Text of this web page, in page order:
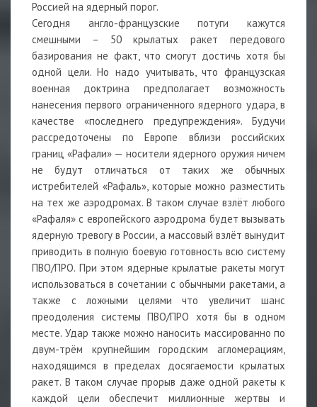
Россией на ядерный порог.
Сегодня англо-французские потуги кажутся
смешными – 50 крылатых ракет передового
базирования не факт, что смогут достичь хотя бы
одной цели. Но надо учитывать, что французская
военная доктрина предполагает возможность
нанесения первого ограниченного ядерного удара, в
качестве «последнего предупреждения». Будучи
рассредоточены по Европе вблизи российских
границ «Рафали» — носители ядерного оружия ничем
не будут отличаться от таких же обычных
истребителей «Рафаль», которые можно разместить
на тех же аэродромах. В таком случае взлёт любого
«Рафаля» с европейского аэродрома будет вызывать
ядерную тревогу в России, а массовый взлёт вынудит
приводить в полную боевую готовность всю систему
ПВО/ПРО. При этом ядерные крылатые ракеты могут
использоваться в сочетании с обычными ракетами, а
также с ложными целями что увеличит шанс
преодоления системы ПВО/ПРО хотя бы в одном
месте. Удар также можно наносить массированно по
двум-трём крупнейшим городским агломерациям,
находящимся в пределах досягаемости крылатых
ракет. В таком случае прорыв даже одной ракеты к
каждой цели обеспечит миллионные жертвы и